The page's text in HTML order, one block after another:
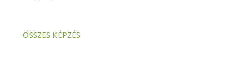
ÖSSZES KÉPZÉS